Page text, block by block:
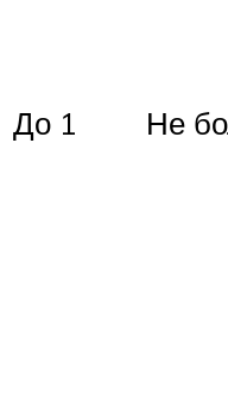
До 1 Не